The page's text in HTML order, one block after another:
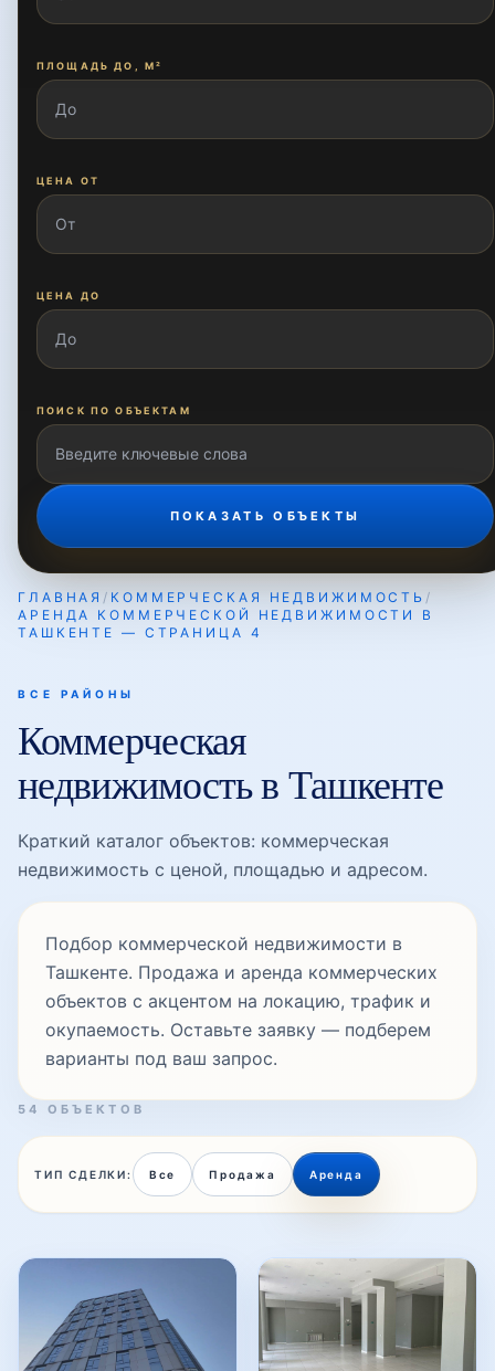
ПЛОЩАДЬ ДО, М²
ЦЕНА ОТ
ЦЕНА ДО
ПОИСК ПО ОБЪЕКТАМ
ПОКАЗАТЬ ОБЪЕКТЫ
ГЛАВНАЯ / КОММЕРЧЕСКАЯ НЕДВИЖИМОСТЬ /
АРЕНДА КОММЕРЧЕСКОЙ НЕДВИЖИМОСТИ В
ТАШКЕНТЕ — СТРАНИЦА 4
ВСЕ РАЙОНЫ
Коммерческая
недвижимость в Ташкенте
Краткий каталог объектов: коммерческая
недвижимость с ценой, площадью и адресом.
Подбор коммерческой недвижимости в
Ташкенте. Продажа и аренда коммерческих
объектов с акцентом на локацию, трафик и
окупаемость. Оставьте заявку — подберем
варианты под ваш запрос.
54 ОБЪЕКТОВ
ТИП СДЕЛКИ: Все Продажа Аренда